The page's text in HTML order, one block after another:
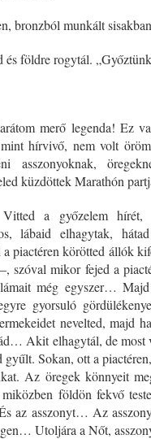
bronzból munkált
és földre rogytál.
merő legenda!
hírvivő, nem volt
asszonyoknak,
küzdöttek Marathón
a győzelem hírét,
lábaid elhagytak,
piactéren körötted állók
szóval mikor fejed a
még egyszer…
gyorsuló
nevelted, majd
Akit elhagytál, de most
Sokan, ott a
Az öregek könnyeit
földön fekvő
az asszonyt… Az
Utoljára a Nőt,